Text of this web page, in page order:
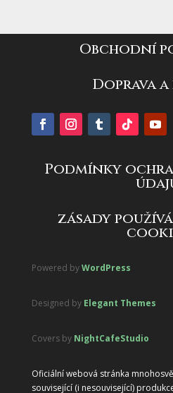
Obchodní
Doprava
Podmínky
zásady
Powered byWordPress
Designed by Elegant Themes
Covers by NightCafeStudio
Oficiální webová stránka
související (i nesouvisející)